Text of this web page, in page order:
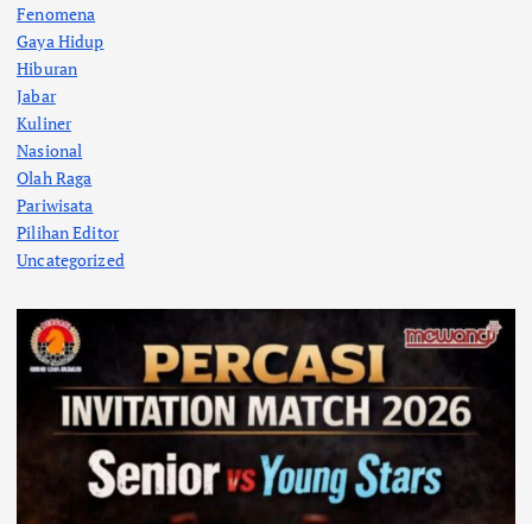
Fenomena
Gaya Hidup
Hiburan
Jabar
Kuliner
Nasional
Olah Raga
Pariwisata
Pilihan Editor
Uncategorized